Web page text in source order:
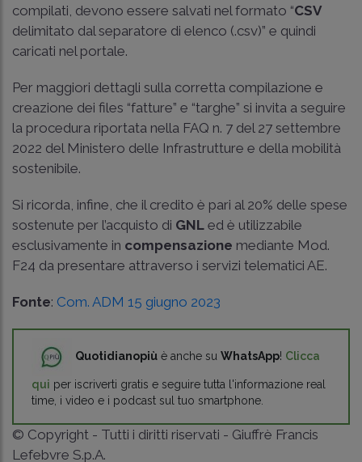
compilati, devono essere salvati nel formato “CSV
delimitato dal separatore di elenco (.csv)” e quindi
caricati nel portale.
Per maggiori dettagli sulla corretta compilazione e
creazione dei files “fatture” e “targhe” si invita a seguire
la procedura riportata nella FAQ n. 7 del 27 settembre
2022 del Ministero delle Infrastrutture e della mobilità
sostenibile.
Si ricorda, infine, che il credito è pari al 20% delle spese
sostenute per l’acquisto di GNL ed è utilizzabile
esclusivamente in compensazione mediante Mod.
F24 da presentare attraverso i servizi telematici AE.
Fonte: Com. ADM 15 giugno 2023
Quotidianopiù è anche su WhatsApp! Clicca
qui per iscriverti gratis e seguire tutta l'informazione real
time, i video e i podcast sul tuo smartphone.
© Copyright - Tutti i diritti riservati - Giuffrè Francis
Lefebvre S.p.A.